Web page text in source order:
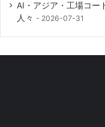
AI・アジア・工場コー
人々
2026-07-31